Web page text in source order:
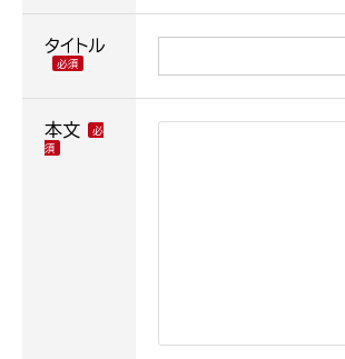
タイトル
本文